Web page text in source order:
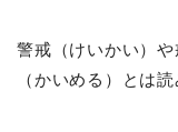
警戒（けいかい）や
（かいめる）とは読